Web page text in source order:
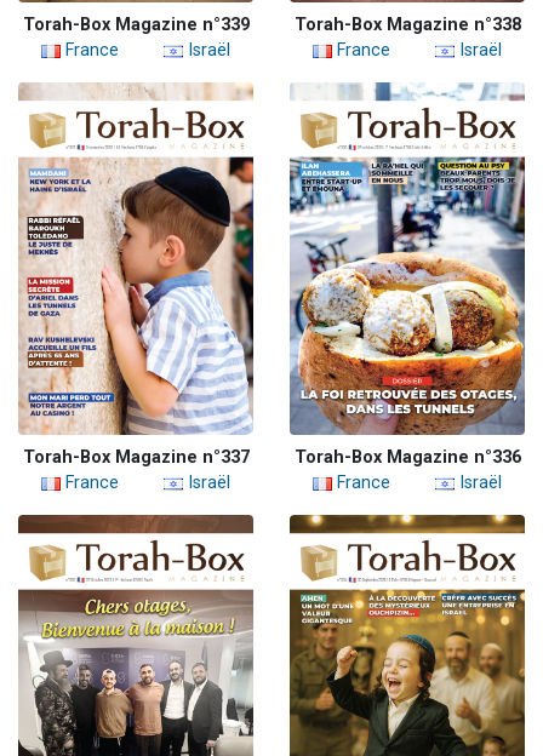
Torah-Box Magazine n°339
France
Israël
Torah-Box Magazine n°338
France
Israël
Torah-Box Magazine n°337
France
Israël
Torah-Box Magazine n°336
France
Israël